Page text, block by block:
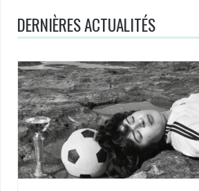
DERNIÈRES ACTUALITÉS